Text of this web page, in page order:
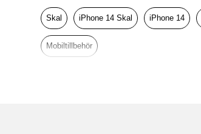
Färg
Material
Varumärke
Skal iPhone 14 Skal iPhone 14
Mobiltillbehör